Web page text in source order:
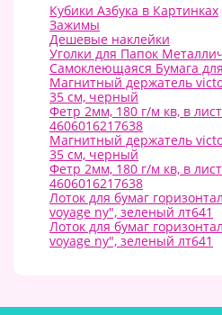
Кубики Азбука в Картинках
Зажимы
Дешевые наклейки
Уголки для Папок
Самоклеющаяся Бумага
Магнитный держатель
35 см, черный
Фетр 2мм, 180 г/м кв, в
4606016217638
Магнитный держатель
35 см, черный
Фетр 2мм, 180 г/м кв, в
4606016217638
Лоток для бумаг
voyage ny", зеленый лт641
Лоток для бумаг
voyage ny", зеленый лт641